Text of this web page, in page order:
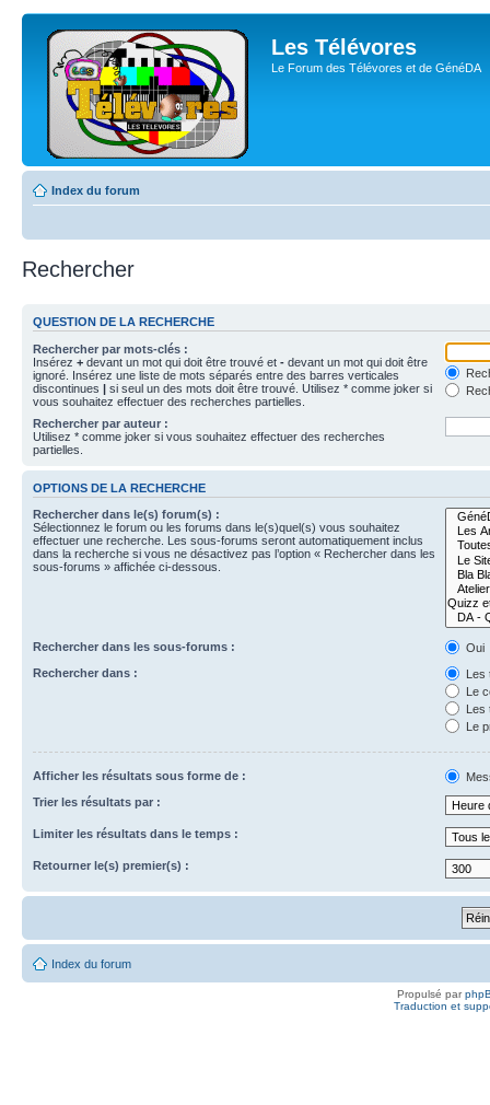
Les Télévores
Le Forum des Télévores et de GénéDA
Index du forum
Rechercher
QUESTION DE LA RECHERCHE
Rechercher par mots-clés :
Insérez + devant un mot qui doit être trouvé et - devant un mot qui doit être
ignoré. Insérez une liste de mots séparés entre des barres verticales
discontinues | si seul un des mots doit être trouvé. Utilisez * comme joker si
vous souhaitez effectuer des recherches partielles.
Rechercher par auteur :
Utilisez * comme joker si vous souhaitez effectuer des recherches
partielles.
OPTIONS DE LA RECHERCHE
Rechercher dans le(s) forum(s) :
Sélectionnez le forum ou les forums dans le(s)quel(s) vous souhaitez
effectuer une recherche. Les sous-forums seront automatiquement inclus
dans la recherche si vous ne désactivez pas l’option « Rechercher dans les
sous-forums » affichée ci-dessous.
Rechercher dans les sous-forums :
Oui
Rechercher dans :
Les
Le
Les
Le
Afficher les résultats sous forme de :
Trier les résultats par :
Limiter les résultats dans le temps :
Retourner le(s) premier(s) :
Index du forum
Propulsé par
Traduction et